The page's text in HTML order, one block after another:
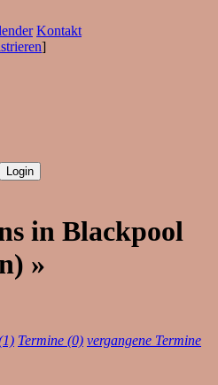
Kontakt
]
in Blackpool
»
Termine (0) vergangene Termine